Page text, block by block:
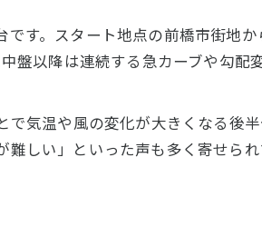
す。スタート地点の前橋市街地
盤以降は連続する急カーブや勾配
気温や風の変化が大きくなる後
しい」といった声も多く寄せら